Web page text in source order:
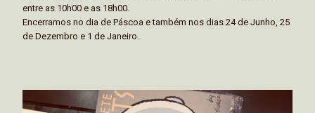
entre as 10h00 e as 18h00.
Encerramos no dia de Páscoa e também nos dias 24 de Junho, 25
de Dezembro e 1 de Janeiro.